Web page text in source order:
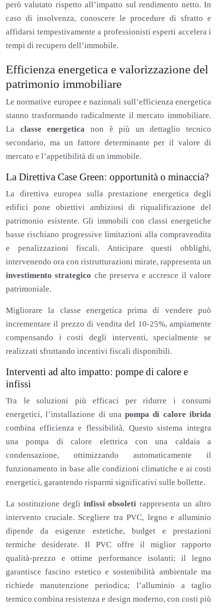
però valutato rispetto all’impatto sul rendimento netto. In
caso di insolvenza, conoscere le procedure di sfratto e
affidarsi tempestivamente a professionisti esperti accelera i
tempi di recupero dell’immobile.
Efficienza energetica e valorizzazione del
patrimonio immobiliare
Le normative europee e nazionali sull’efficienza energetica
stanno trasformando radicalmente il mercato immobiliare.
La classe energetica non è più un dettaglio tecnico
secondario, ma un fattore determinante per il valore di
mercato e l’appetibilità di un immobile.
La Direttiva Case Green: opportunità o minaccia?
La direttiva europea sulla prestazione energetica degli
edifici pone obiettivi ambiziosi di riqualificazione del
patrimonio esistente. Gli immobili con classi energetiche
basse rischiano progressive limitazioni alla compravendita
e penalizzazioni fiscali. Anticipare questi obblighi,
intervenendo ora con ristrutturazioni mirate, rappresenta un
investimento strategico che preserva e accresce il valore
patrimoniale.
Migliorare la classe energetica prima di vendere può
incrementare il prezzo di vendita del 10-25%, ampiamente
compensando i costi degli interventi, specialmente se
realizzati sfruttando incentivi fiscali disponibili.
Interventi ad alto impatto: pompe di calore e
infissi
Tra le soluzioni più efficaci per ridurre i consumi
energetici, l’installazione di unapompa di calore ibrida
combina efficienza e flessibilità. Questo sistema integra
una pompa di calore elettrica con una caldaia a
condensazione, ottimizzando automaticamente il
funzionamento in base alle condizioni climatiche e ai costi
energetici, garantendo risparmi significativi sulle bollette.
La sostituzione degli infissi obsoleti rappresenta un altro
intervento cruciale. Scegliere tra PVC, legno e alluminio
dipende da esigenze estetiche, budget e prestazioni
termiche desiderate. Il PVC offre il miglior rapporto
qualità-prezzo e ottime performance isolanti; il legno
garantisce fascino estetico e sostenibilità ambientale ma
richiede manutenzione periodica; l’alluminio a taglio
termico combina resistenza e design moderno, con costi più